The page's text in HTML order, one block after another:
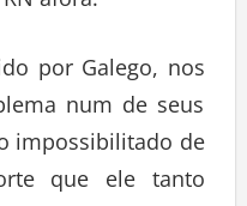
por Galego, nos
num de seus
impossibilitado de
que ele tanto